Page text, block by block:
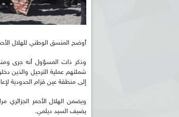
أوضح المنسق الوطني للهلال
وذكر ذات المسؤول أنه جرى
إلى منطقة عين قزام الحدودية
ويضمن الهلال الأحمر الجزائري
يضيف السيد ديلمي.